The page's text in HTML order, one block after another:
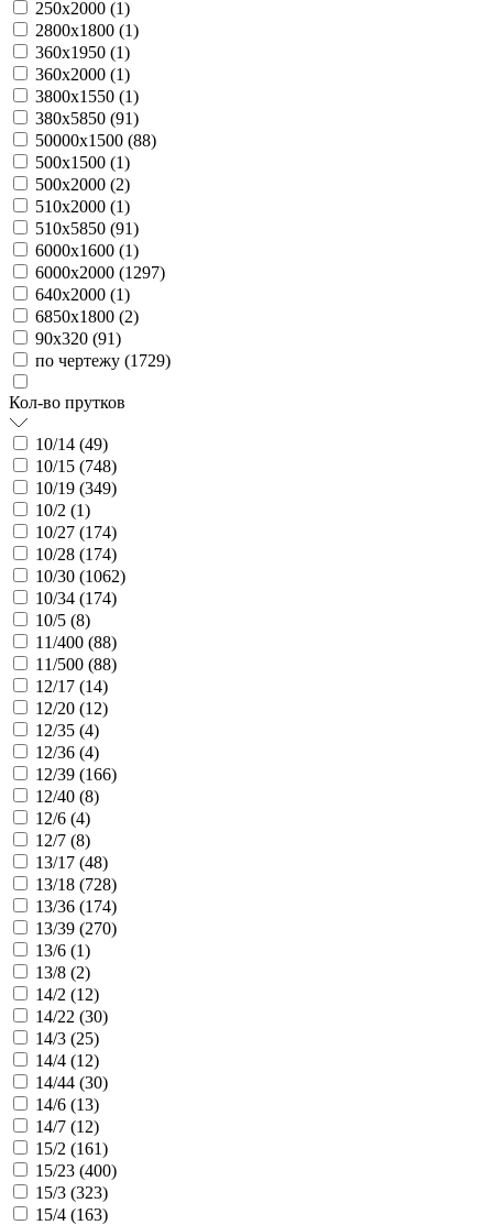
250х2000 (1)
2800х1800 (1)
360х1950 (1)
360х2000 (1)
3800х1550 (1)
380х5850 (91)
50000х1500 (88)
500х1500 (1)
500х2000 (2)
510х2000 (1)
510х5850 (91)
6000х1600 (1)
6000х2000 (1297)
640х2000 (1)
6850х1800 (2)
90х320 (91)
по чертежу (1729)
Кол-во прутков
10/14 (49)
10/15 (748)
10/19 (349)
10/2 (1)
10/27 (174)
10/28 (174)
10/30 (1062)
10/34 (174)
10/5 (8)
11/400 (88)
11/500 (88)
12/17 (14)
12/20 (12)
12/35 (4)
12/36 (4)
12/39 (166)
12/40 (8)
12/6 (4)
12/7 (8)
13/17 (48)
13/18 (728)
13/36 (174)
13/39 (270)
13/6 (1)
13/8 (2)
14/2 (12)
14/22 (30)
14/3 (25)
14/4 (12)
14/44 (30)
14/6 (13)
14/7 (12)
15/2 (161)
15/23 (400)
15/3 (323)
15/4 (163)